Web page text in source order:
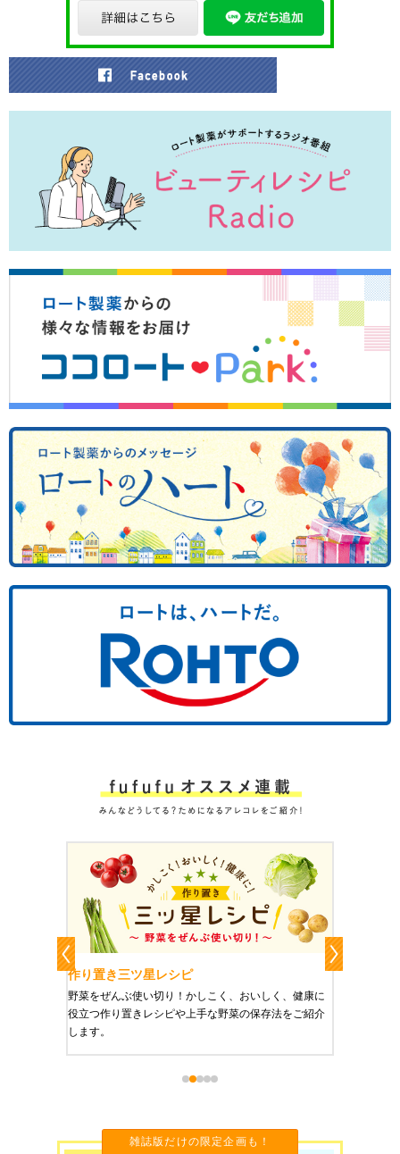
作り置き三ツ星レシピ
野菜をぜんぶ使い切り！かしこく、おいしく、健康に
役立つ作り置きレシピや上手な野菜の保存法をご紹介
します。
雑誌版だけの限定企画も！